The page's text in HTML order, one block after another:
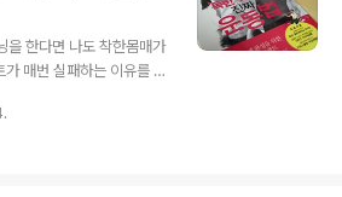
작은 물음인데 여기에 대
심코 넘기는 빈 여백이지
보고 다음 장을 넘길지 갑
다. 그림, 과자 만들기, 게
한다면 나도 착한몸매가
매번 실패하는 이유를 알
기능 장애 올바른 대처방